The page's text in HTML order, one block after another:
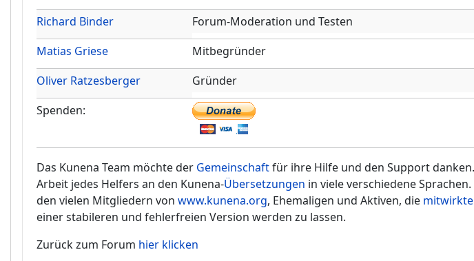
Richard Binder
Forum-Moderation und Testen
Matias Griese
Mitbegründer
Oliver Ratzesberger
Gründer
Spenden:
Das Kunena Team möchte der Gemeinschaftfür ihre Hilfe und den Support
Arbeit jedes Helfers an den Kunena-Übersetzungen in viele verschiedene
den vielen Mitgliedern von www.kunena.org, Ehemaligen und Aktiven, die
einer stabileren und fehlerfreien Version werden zu lassen.
Zurück zum Forum hier klicken